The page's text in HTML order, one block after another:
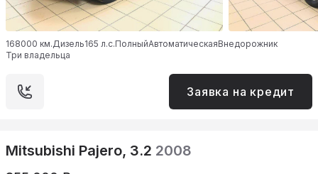
168000 км.Дизель165 л.с.ПолныйАвтоматическаяВнедорожник
Три владельца
Заявка на кредит
Mitsubishi Pajero, 3.2 2008